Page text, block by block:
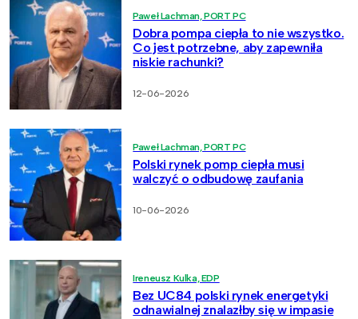
Paweł Lachman, PORT PC
Dobra pompa ciepła to nie wszystko.
Co jest potrzebne, aby zapewniła
niskie rachunki?
12-06-2026
Paweł Lachman, PORT PC
Polski rynek pomp ciepła musi
walczyć o odbudowę zaufania
10-06-2026
Ireneusz Kulka, EDP
Bez UC84 polski rynek energetyki
odnawialnej znalazłby się w impasie